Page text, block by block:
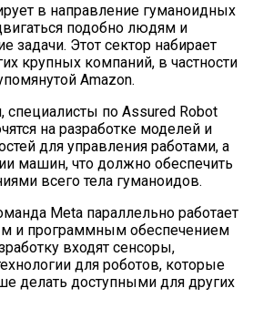
в направление гуманоидных
подобно людям и
задачи. Этот сектор набирает
крупных компаний, в частности
Amazon.
по Assured Robot
на разработке моделей и
для управления работами, а
машин, что должно обеспечить
всего тела гуманоидов.
Meta параллельно работает
и программным обеспечением
входят сенсоры,
для роботов, которые
делать доступными для других